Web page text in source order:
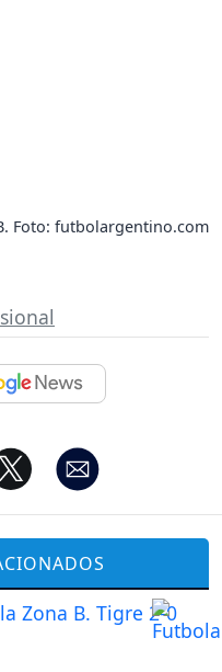
Foto: futbolargentino.com